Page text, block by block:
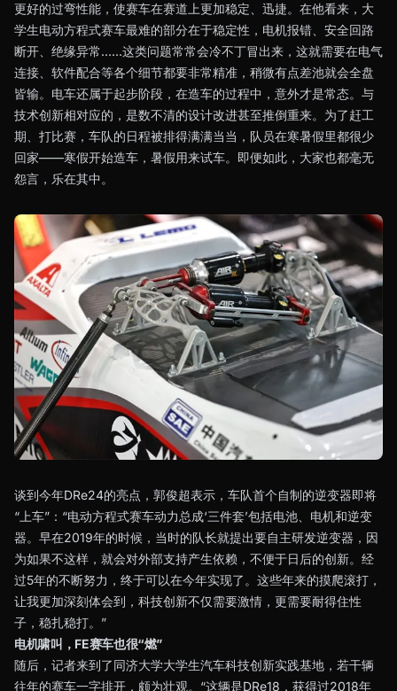
更好的过弯性能，使赛车在赛道上更加稳定、迅捷。在他看来，大
学生电动方程式赛车最难的部分在于稳定性，电机报错、安全回路
断开、绝缘异常……这类问题常常会冷不丁冒出来，这就需要在电气
连接、软件配合等各个细节都要非常精准，稍微有点差池就会全盘
皆输。电车还属于起步阶段，在造车的过程中，意外才是常态。与
技术创新相对应的，是数不清的设计改进甚至推倒重来。为了赶工
期、打比赛，车队的日程被排得满满当当，队员在寒暑假里都很少
回家——寒假开始造车，暑假用来试车。即便如此，大家也都毫无
怨言，乐在其中。
谈到今年DRe24的亮点，郭俊超表示，车队首个自制的逆变器即将
“上车”：“电动方程式赛车动力总成‘三件套’包括电池、电机和逆变
器。早在2019年的时候，当时的队长就提出要自主研发逆变器，因
为如果不这样，就会对外部支持产生依赖，不便于日后的创新。经
过5年的不断努力，终于可以在今年实现了。这些年来的摸爬滚打，
让我更加深刻体会到，科技创新不仅需要激情，更需要耐得住性
子，稳扎稳打。”
电机啸叫，FE赛车也很“燃”
随后，记者来到了同济大学大学生汽车科技创新实践基地，若干辆
往年的赛车一字排开，颇为壮观。“这辆是DRe18，获得过2018年